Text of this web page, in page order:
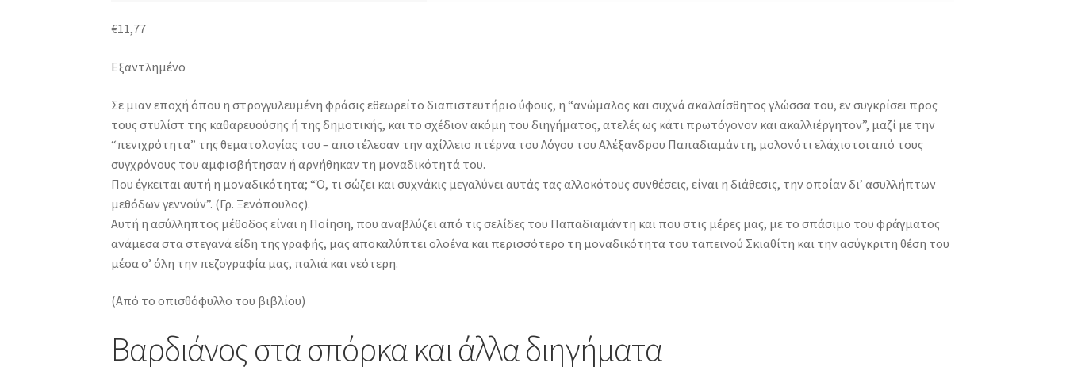
€11,77
Εξαντλημένο
Σε μιαν εποχή όπου η στρογγυλευμένη φράσις εθεωρείτο διαπιστευτήριο ύφους, η “ανώμαλος και συχνά ακαλαίσθητος γλώσσα του, εν συγκρίσει προς
τους στυλίστ της καθαρευούσης ή της δημοτικής, και το σχέδιον ακόμη του διηγήματος, ατελές ως κάτι πρωτόγονον και ακαλλιέργητον”, μαζί με την
“πενιχρότητα” της θεματολογίας του – αποτέλεσαν την αχίλλειο πτέρνα του Λόγου του Αλέξανδρου Παπαδιαμάντη, μολονότι ελάχιστοι από τους
συγχρόνους του αμφισβήτησαν ή αρνήθηκαν τη μοναδικότητά του.
Που έγκειται αυτή η μοναδικότητα; “Ό, τι σώζει και συχνάκις μεγαλύνει αυτάς τας αλλοκότους συνθέσεις, είναι η διάθεσις, την οποίαν δι’ ασυλλήπτων
μεθόδων γεννούν”. (Γρ. Ξενόπουλος).
Αυτή η ασύλληπτος μέθοδος είναι η Ποίηση, που αναβλύζει από τις σελίδες του Παπαδιαμάντη και που στις μέρες μας, με το σπάσιμο του φράγματος
ανάμεσα στα στεγανά είδη της γραφής, μας αποκαλύπτει ολοένα και περισσότερο τη μοναδικότητα του ταπεινού Σκιαθίτη και την ασύγκριτη θέση του
μέσα σ’ όλη την πεζογραφία μας, παλιά και νεότερη.
(Από το οπισθόφυλλο του βιβλίου)
Βαρδιάνος στα σπόρκα και άλλα διηγήματα